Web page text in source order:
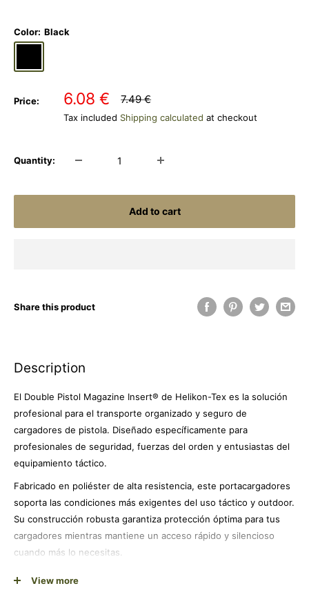
Color: Black
Price:
Sale
price
6.08 € Regular
7.49 €
Tax included Shipping calculated at checkout
Quantity:
Add to cart
Share this product
Description
El Double Pistol Magazine Insert® de Helikon-Tex es la solución
profesional para el transporte organizado y seguro de
cargadores de pistola. Diseñado específicamente para
profesionales de seguridad, fuerzas del orden y entusiastas del
equipamiento táctico.
Fabricado en poliéster de alta resistencia, este portacargadores
soporta las condiciones más exigentes del uso táctico y outdoor.
Su construcción robusta garantiza protección óptima para tus
cargadores mientras mantiene un acceso rápido y silencioso
cuando más lo necesitas.
Con un peso ultraligero de tan solo 37 gramos, no compromete
View more